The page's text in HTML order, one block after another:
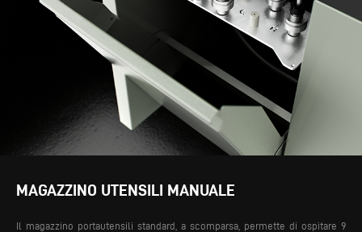
MAGAZZINO UTENSILI MANUALE
Il magazzino portautensili standard, a scomparsa, permette di ospitare 9